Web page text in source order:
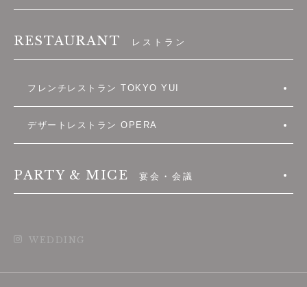
RESTAURANT レストラン
フレンチレストラン TOKYO YUI
デザートレストラン OPERA
PARTY & MICE 宴会・会議
WEDDING